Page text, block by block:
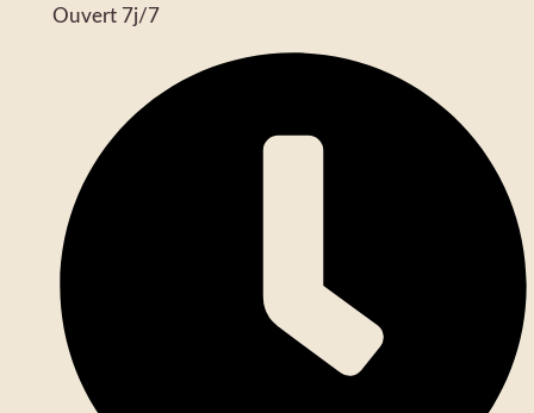
Ouvert 7j/7